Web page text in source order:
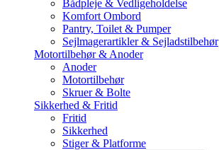
Bådpleje & Vedligeholdelse
Komfort Ombord
Pantry, Toilet & Pumper
Sejlmagerartikler & Sejladstilbehør
Motortilbehør & Anoder
Anoder
Motortilbehør
Skruer & Bolte
Sikkerhed & Fritid
Fritid
Sikkerhed
Stiger & Platforme